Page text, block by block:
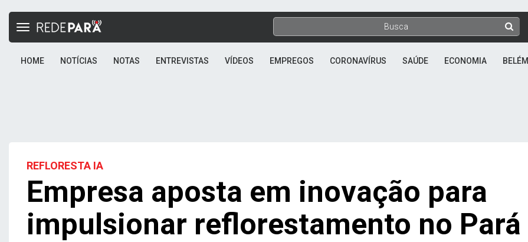
Toggle
HOME NOTÍCIAS NOTAS ENTREVISTAS VÍDEOS EMPREGOS CORONAVÍRUS SAÚDE ECONOMIA BELÉM
REFLORESTA IA
Empresa aposta em inovação para
impulsionar reflorestamento no Pará